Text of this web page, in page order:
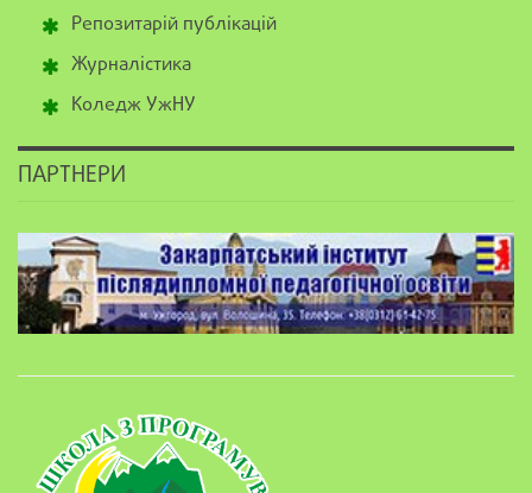
Репозитарій публікацій
Журналістика
Коледж УжНУ
ПАРТНЕРИ